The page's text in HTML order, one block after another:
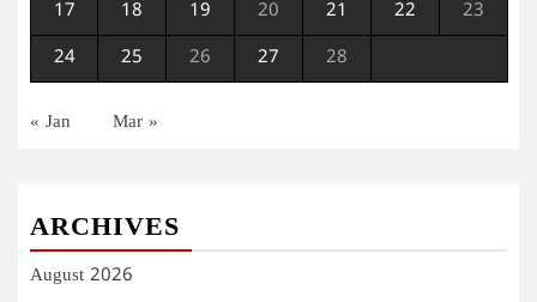
17 18 19 20 21 22 23
24 25 26 27 28
« Jan Mar »
ARCHIVES
August 2026